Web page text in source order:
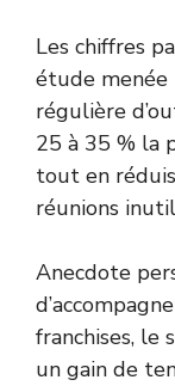
Les chiffres
étude menée
régulière
25 à 35 % la
tout en
réunions
Anecdote
franchises, le
un gain de